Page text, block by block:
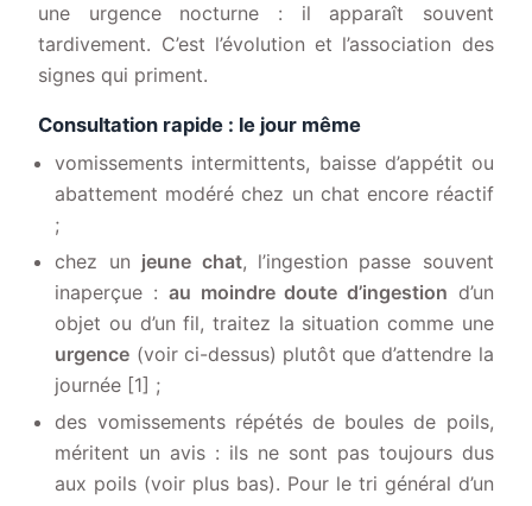
une urgence nocturne : il apparaît souvent
tardivement. C’est l’évolution et l’association des
signes qui priment.
Consultation rapide : le jour même
vomissements intermittents, baisse d’appétit ou
abattement modéré chez un chat encore réactif
;
chez un jeune chat, l’ingestion passe souvent
inaperçue : au moindre doute d’ingestion d’un
objet ou d’un fil, traitez la situation comme une
urgence (voir ci-dessus) plutôt que d’attendre la
journée [1] ;
des vomissements répétés de boules de poils,
méritent un avis : ils ne sont pas toujours dus
aux poils (voir plus bas). Pour le tri général d’un